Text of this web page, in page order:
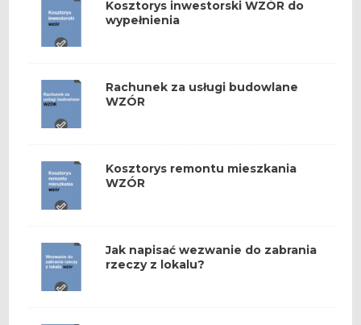
Kosztorys inwestorski WZÓR do
wypełnienia
Rachunek za usługi budowlane
WZÓR
Kosztorys remontu mieszkania
WZÓR
Jak napisać wezwanie do zabrania
rzeczy z lokalu?